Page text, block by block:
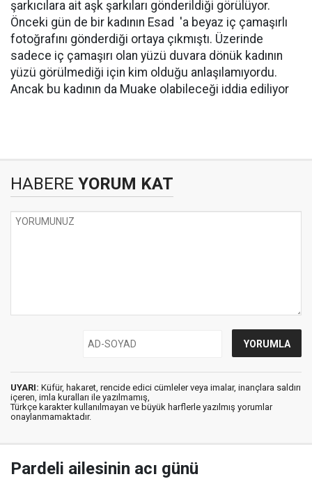
şarkıcılara ait aşk şarkıları gönderildiği görülüyor.
Önceki gün de bir kadının Esad 'a beyaz iç çamaşırlı
fotoğrafını gönderdiği ortaya çıkmıştı. Üzerinde
sadece iç çamaşırı olan yüzü duvara dönük kadının
yüzü görülmediği için kim olduğu anlaşılamıyordu.
Ancak bu kadının da Muake olabileceği iddia ediliyor
HABERE YORUM KAT
UYARI: Küfür, hakaret, rencide edici cümleler veya imalar, inançlara saldırı
içeren, imla kuralları ile yazılmamış,
Türkçe karakter kullanılmayan ve büyük harflerle yazılmış yorumlar
onaylanmamaktadır.
Pardeli ailesinin acı günü